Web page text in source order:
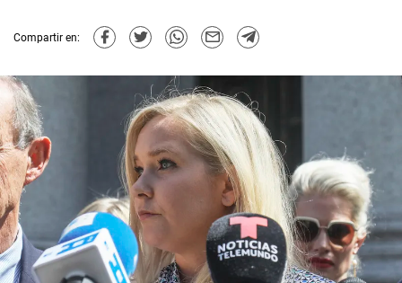
Compartir en: